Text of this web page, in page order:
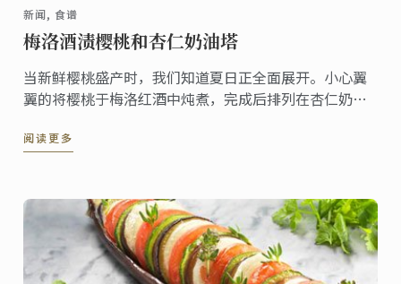
新闻, 食谱
梅洛酒渍樱桃和杏仁奶油塔
当新鲜樱桃盛产时，我们知道夏日正全面展开。小心翼
翼的将樱桃于梅洛红酒中炖煮，完成后排列在杏仁奶油
阅读更多